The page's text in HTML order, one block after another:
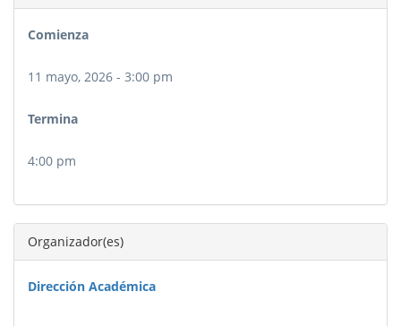
Comienza
11 mayo, 2026 - 3:00 pm
Termina
4:00 pm
Organizador(es)
Dirección Académica